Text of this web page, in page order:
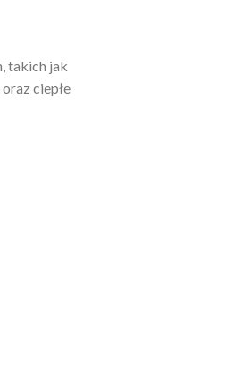
takich jak
ciepłe